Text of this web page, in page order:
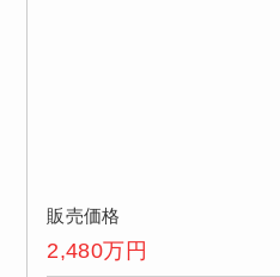
販売価格
2,480万円